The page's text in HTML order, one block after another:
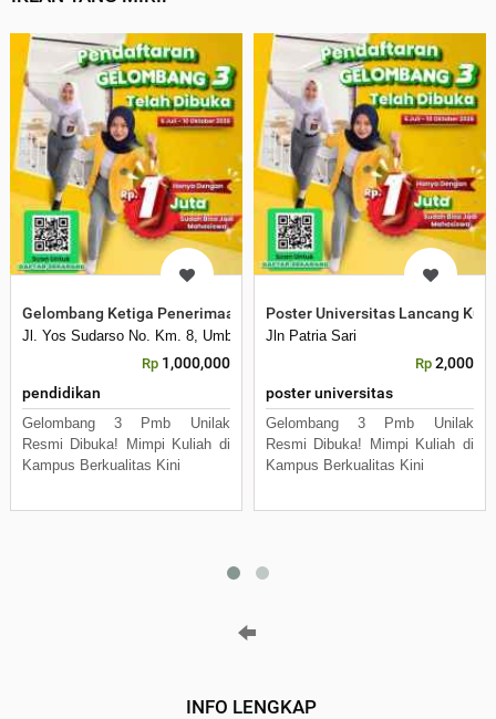
Gelombang Ketiga Penerimaan Mahasiswa Baru
Jl. Yos Sudarso No. Km. 8, Umban Sari, Rumbai, Kota Pekanbaru, Riau
Rp 1,000,000
pendidikan
Gelombang 3 Pmb Unilak
Resmi Dibuka! Mimpi Kuliah di
Kampus Berkualitas Kini
Poster Universitas Lancang
Jln Patria Sari
Rp 2,000
poster universitas
Gelombang 3 Pmb Unilak
Resmi Dibuka! Mimpi Kuliah di
Kampus Berkualitas Kini
INFO LENGKAP